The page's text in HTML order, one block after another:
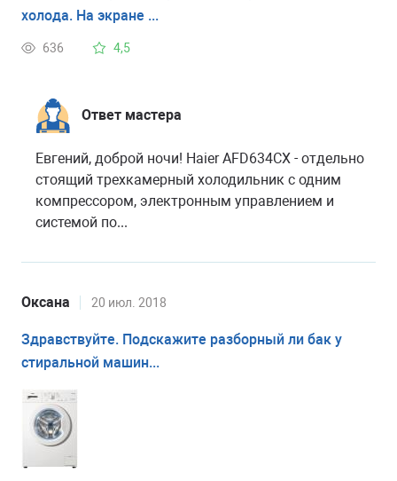
холода. На экране ...
636 4,5
Ответ мастера
Евгений, доброй ночи! Haier AFD634CX - отдельно
стоящий трехкамерный холодильник с одним
компрессором, электронным управлением и
системой по...
Оксана 20 июл. 2018
Здравствуйте. Подскажите разборный ли бак у
стиральной машин...